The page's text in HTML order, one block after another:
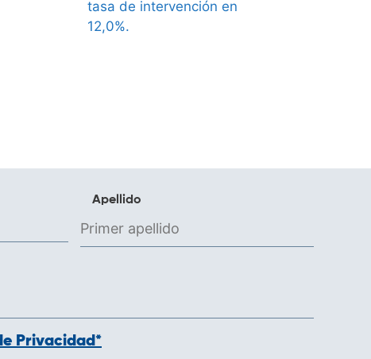
tasa de intervención en
12,0%.
males ephedrine
dysfunction
erectile dysfunction
treatment low libido
treatment without
Apellido
Privacidad*